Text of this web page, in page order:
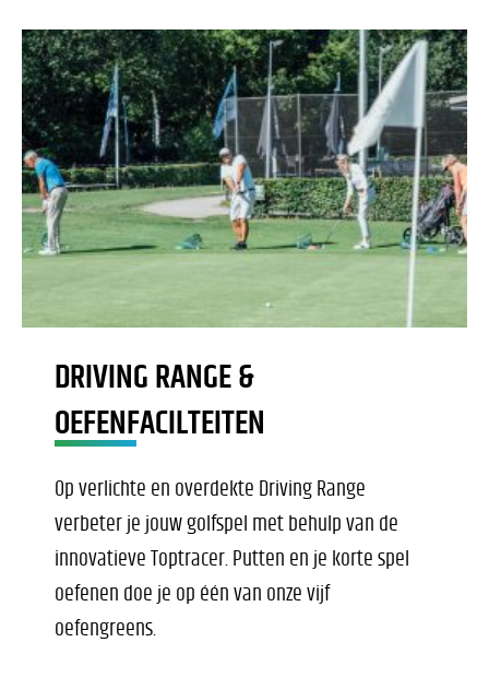
DRIVING RANGE &
OEFENFACILTEITEN
Op verlichte en overdekte Driving Range
verbeter je jouw golfspel met behulp van de
innovatieve Toptracer. Putten en je korte spel
oefenen doe je op één van onze vijf
oefengreens.